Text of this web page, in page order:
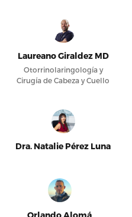
Laureano Giraldez MD
Otorrinolaringología y
Cirugía de Cabeza y Cuello
Dra. Natalie Pérez Luna
Orlando Alomá